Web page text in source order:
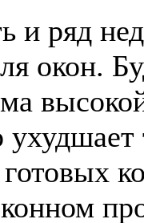
и ряд
окон.
готовых